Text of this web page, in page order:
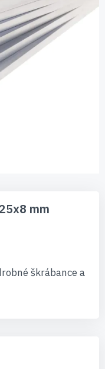
mm
škrábance a